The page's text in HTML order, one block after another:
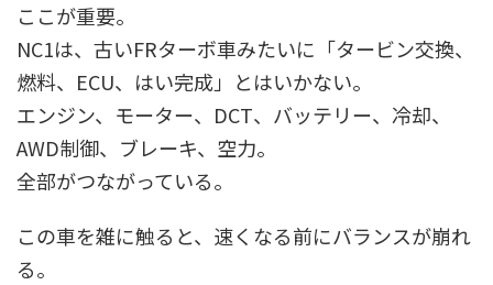
ここが重要。
NC1は、古いFRターボ車みたいに「タービン交換、
燃料、ECU、はい完成」とはいかない。
エンジン、モーター、DCT、バッテリー、冷却、
AWD制御、ブレーキ、空力。
全部がつながっている。
この車を雑に触ると、速くなる前にバランスが崩れ
る。